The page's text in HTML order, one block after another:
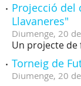
Projecció del
Llavaneres"
Diumenge, 20 de
Un projecte de
Torneig de
Diumenge, 20 de